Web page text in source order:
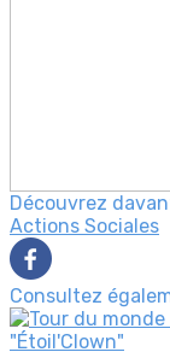
Découvrez
Actions Sociales
Consultez